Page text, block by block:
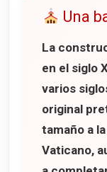
Una
La
en el siglo
varios
original
tamaño a la
Vaticano,